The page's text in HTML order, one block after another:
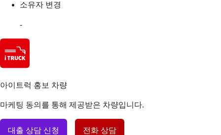
소유자 변경
-
아이트럭 홍보 차량
마케팅 동의를 통해 제공받은 차량입니다.
대출 상담 신청 전화 상담